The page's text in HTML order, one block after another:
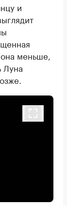
и
меньше,
Луна